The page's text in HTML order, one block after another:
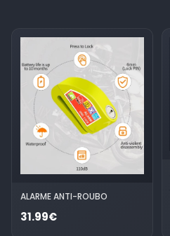
ALARME ANTI-ROUBO
31.99€